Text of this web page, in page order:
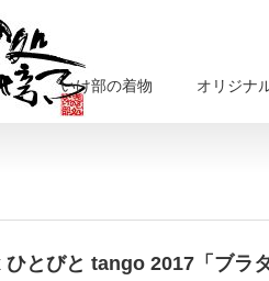
いけ部の着物 オリジナ
とびと tango 2017「ブラタ